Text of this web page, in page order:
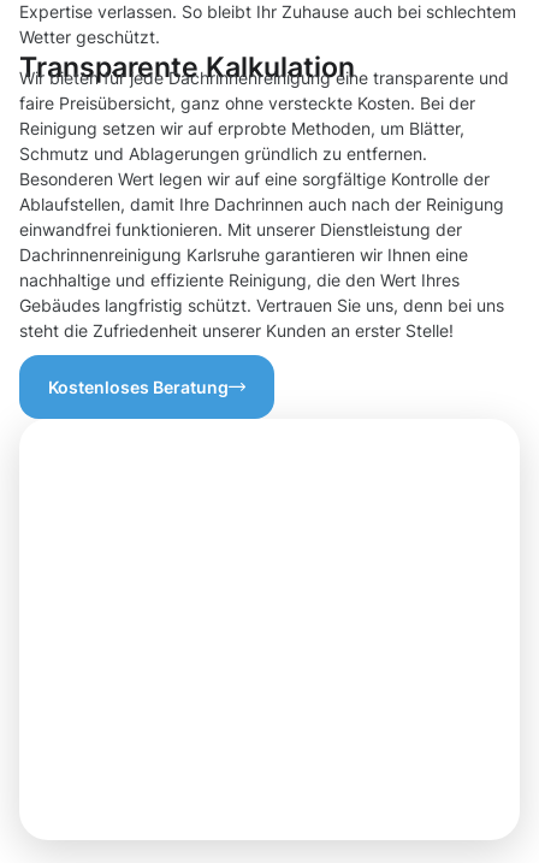
Expertise verlassen. So bleibt Ihr Zuhause auch bei schlechtem
Wetter geschützt.
Transparente Kalkulation
Wir bieten für jede Dachrinnenreinigung eine transparente und
faire Preisübersicht, ganz ohne versteckte Kosten. Bei der
Reinigung setzen wir auf erprobte Methoden, um Blätter,
Schmutz und Ablagerungen gründlich zu entfernen.
Besonderen Wert legen wir auf eine sorgfältige Kontrolle der
Ablaufstellen, damit Ihre Dachrinnen auch nach der Reinigung
einwandfrei funktionieren. Mit unserer Dienstleistung der
Dachrinnenreinigung Karlsruhe garantieren wir Ihnen eine
nachhaltige und effiziente Reinigung, die den Wert Ihres
Gebäudes langfristig schützt. Vertrauen Sie uns, denn bei uns
steht die Zufriedenheit unserer Kunden an erster Stelle!
Kostenloses Beratung